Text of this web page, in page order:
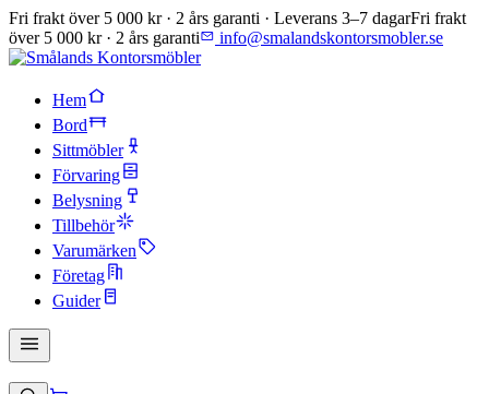
Fri frakt över 5 000 kr · 2 års garanti · Leverans 3–7 dagarFri frakt
över 5 000 kr · 2 års garanti
info@smalandskontorsmobler.se
Hem
Bord
Sittmöbler
Förvaring
Belysning
Tillbehör
Varumärken
Företag
Guider